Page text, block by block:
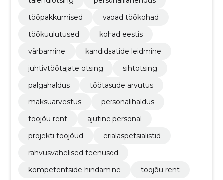
tööpakkumised
vabad töökohad
töökuulutused
kohad eestis
värbamine
kandidaatide leidmine
juhtivtöötajate otsing
sihtotsing
palgahaldus
töötasude arvutus
maksuarvestus
personalihaldus
tööjõu rent
ajutine personal
projekti tööjõud
erialaspetsialistid
rahvusvahelised teenused
kompetentside hindamine
tööjõu rent